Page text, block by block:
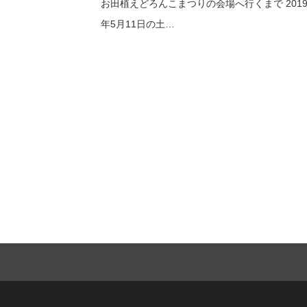
お田植えどろんこまつりの会場へ行くまで 2019
年5月11日の土…